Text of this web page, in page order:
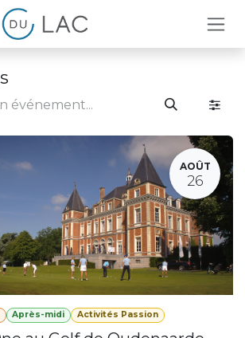
AOÛT
26
Après-midi Activités Passion